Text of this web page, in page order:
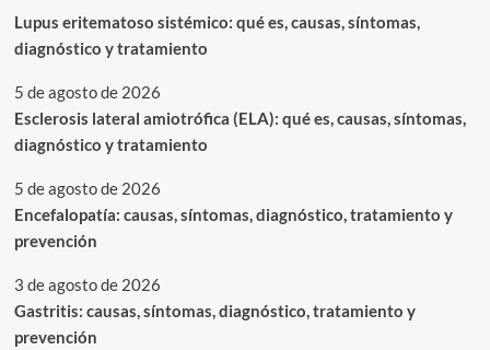
Lupus eritematoso sistémico: qué es, causas, síntomas,
diagnóstico y tratamiento
5 de agosto de 2026
Esclerosis lateral amiotrófica (ELA): qué es, causas, síntomas,
diagnóstico y tratamiento
5 de agosto de 2026
Encefalopatía: causas, síntomas, diagnóstico, tratamiento y
prevención
3 de agosto de 2026
Gastritis: causas, síntomas, diagnóstico, tratamiento y
prevención